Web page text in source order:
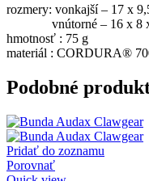
rozmery: vonkajší – 17 x
vnútorné – 16 x 8 x
hmotnosť : 75 g
materiál : CORDURA®
Podobné
Pridať do zoznamu
Porovnať